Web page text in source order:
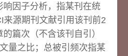
响因子分析，指某刊在统
来源期刊文献引用该刊前2
篇次（不含该刊自引）
量之比；总被引频次指某